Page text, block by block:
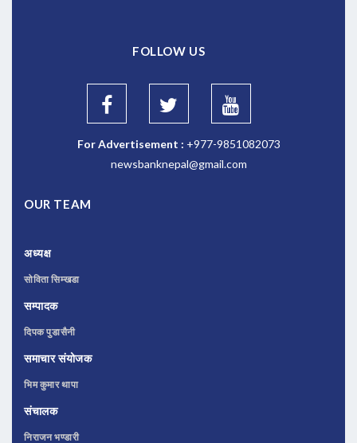
FOLLOW US
For Advertisement : +977-9851082073
newsbanknepal@gmail.com
OUR TEAM
अध्यक्ष
सोविता सिम्खडा
सम्पादक
दिपक पुडासैनी
समाचार संयोजक
भिम कुमार थापा
संचालक
निराजन भण्डारी